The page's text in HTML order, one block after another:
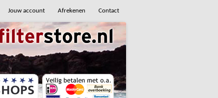
Jouw account Afrekenen Contact